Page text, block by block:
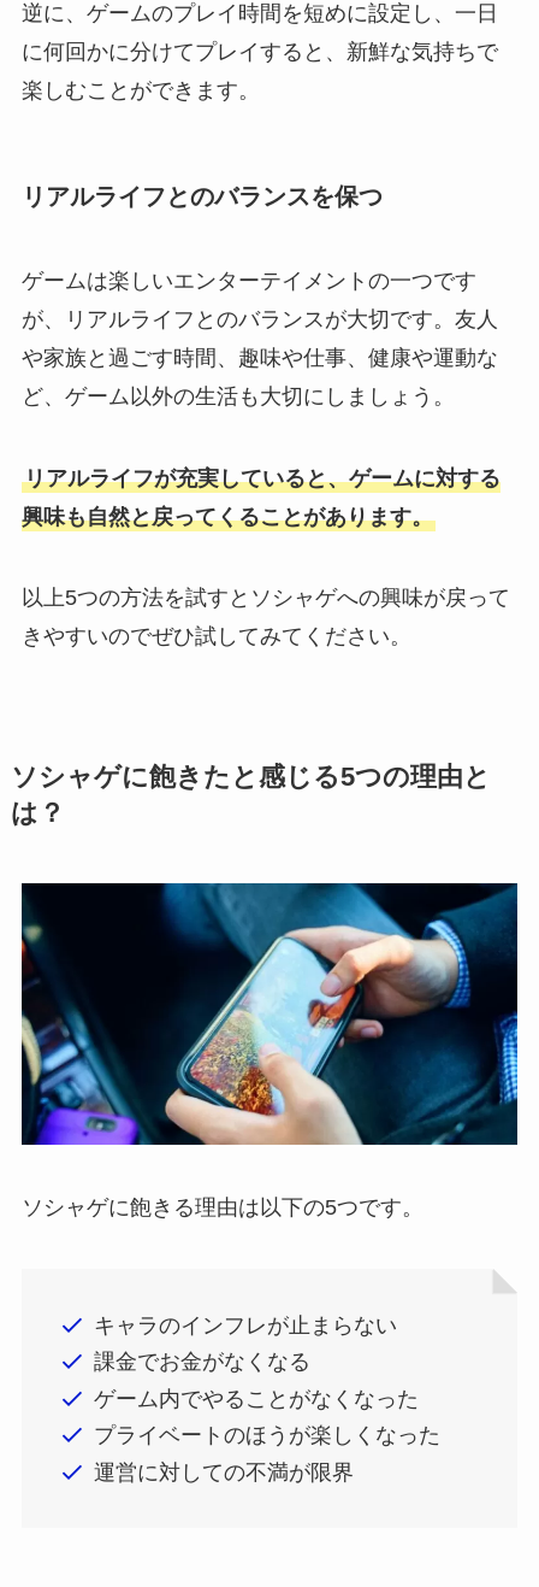
逆に、ゲームのプレイ時間を短めに設定し、一日
に何回かに分けてプレイすると、新鮮な気持ちで
楽しむことができます。
リアルライフとのバランスを保つ
ゲームは楽しいエンターテイメントの一つです
が、リアルライフとのバランスが大切です。友人
や家族と過ごす時間、趣味や仕事、健康や運動な
ど、ゲーム以外の生活も大切にしましょう。
リアルライフが充実していると、ゲームに対する
興味も自然と戻ってくることがあります。
以上5つの方法を試すとソシャゲへの興味が戻って
きやすいのでぜひ試してみてください。
ソシャゲに飽きたと感じる5つの理由と
は？
ソシャゲに飽きる理由は以下の5つです。
キャラのインフレが止まらない
課金でお金がなくなる
ゲーム内でやることがなくなった
プライベートのほうが楽しくなった
運営に対しての不満が限界